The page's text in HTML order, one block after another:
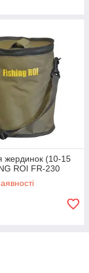
жердинок (10-15
ROI FR-230